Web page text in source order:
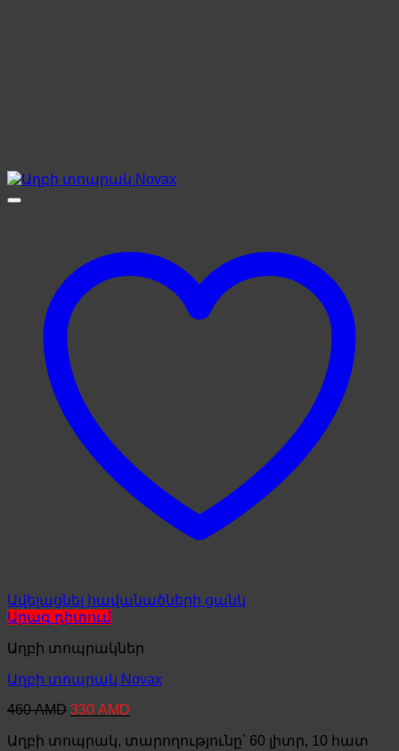
Ավելացնել հավանածների ցանկ
Արագ դիտում
Աղբի տոպրակներ
Աղբի տոպրակ Novax
460AMD Original
was:
330 AMD
is:
Աղբի տոպրակ, տարողությունը՝ 60 լիտր, 10 հատ